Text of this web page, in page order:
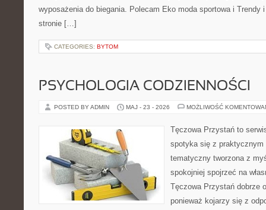
wyposażenia do biegania. Polecam Eko moda sportowa i Trendy
stronie […]
CATEGORIES: BYTOM
PSYCHOLOGIA CODZIENNOŚCI
POSTED BY ADMIN MAJ - 23 - 2026 MOŻLIWOŚĆ
Tęczowa Przystań to
spotyka się z praktycznym
tematyczny tworzona z
spokojniej spojrzeć na
Tęczowa Przystań dobrze
ponieważ kojarzy się z